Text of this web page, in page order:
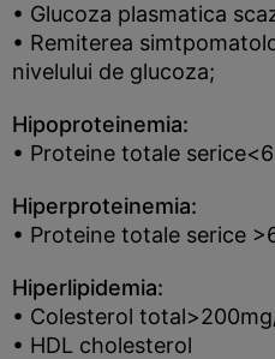
• Glucoza plasmatica
• Remiterea
nivelului de glucoza;
Hipoproteinemia:
• Proteine totale
Hiperproteinemia:
• Proteine totale serice
Hiperlipidemia:
• Colesterol
• HDL cholesterol